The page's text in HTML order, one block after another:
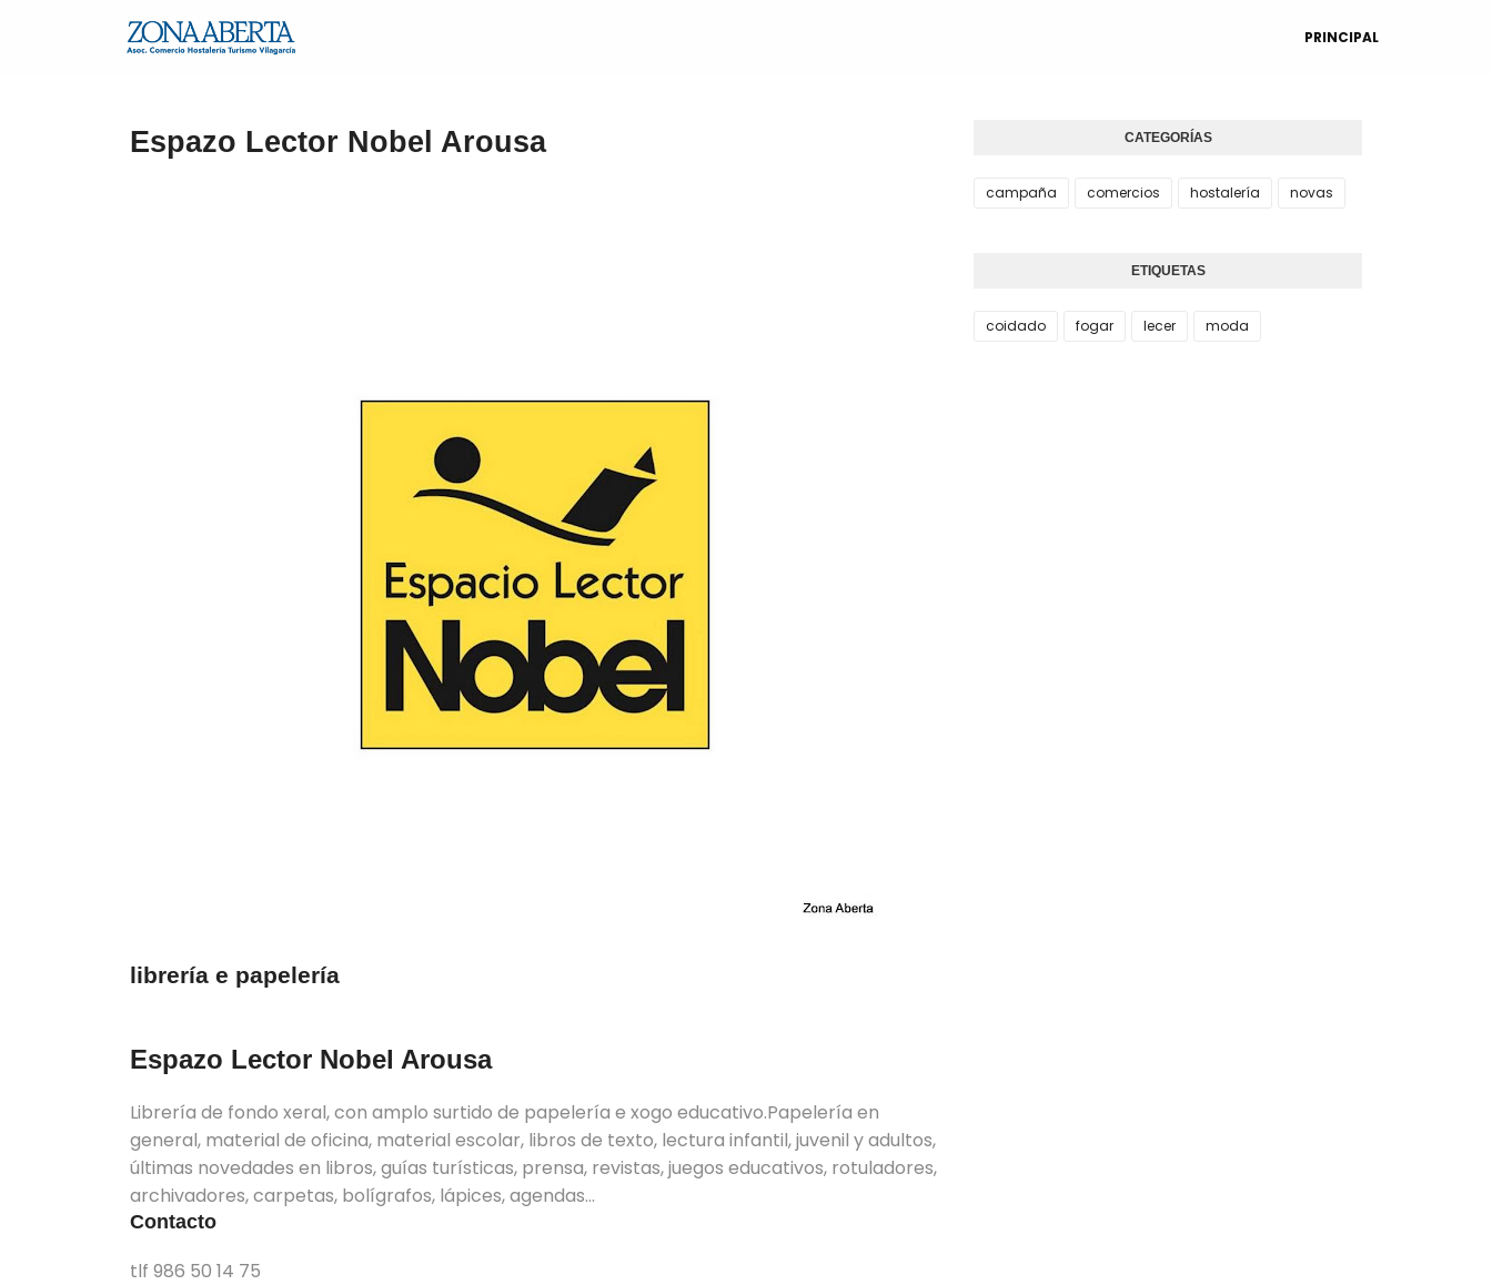
PRINCIPAL
Espazo Lector Nobel Arousa
librería e papelería
Espazo Lector Nobel Arousa
Librería de fondo xeral, con amplo surtido de papelería e xogo educativo.Papelería en
general, material de oficina, material escolar, libros de texto, lectura infantil, juvenil y adultos,
últimas novedades en libros, guías turísticas, prensa, revistas, juegos educativos, rotuladores,
archivadores, carpetas, bolígrafos, lápices, agendas...
Contacto
tlf 986 50 14 75
CATEGORÍAS
campaña comercios hostalería novas
ETIQUETAS
coidado fogar lecer moda